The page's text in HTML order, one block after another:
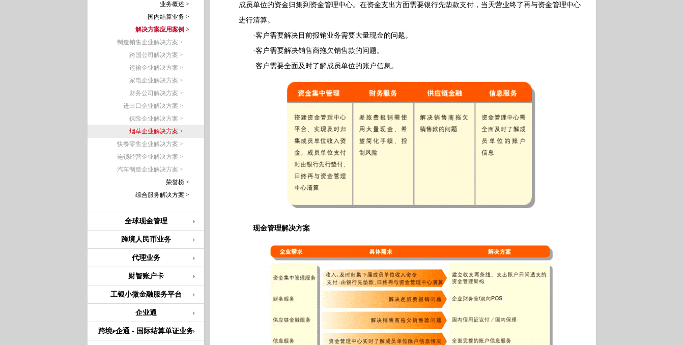
业务概述 >
国内结算业务 >
解决方案应用案例 >
制造销售企业解决方案 >
跨国公司解决方案 >
运输企业解决方案 >
家电企业解决方案 >
财务公司解决方案 >
进出口企业解决方案 >
保险企业解决方案 >
烟草企业解决方案 >
快餐零售企业解决方案 >
连锁经营企业解决方案 >
汽车制造企业解决方案 >
荣誉榜 >
综合服务解决方案 >
全球现金管理
跨境人民币业务
代理业务
财智账户卡
工银小微金融服务平台
企业通
跨境e企通 - 国际结算单证业务
成员单位的资金归集到资金管理中心。在资金支出方面需要银行先垫款支付，当天营业终了再与资金管理中心
进行清算。
·客户需要解决目前报销业务需要大量现金的问题。
·客户需要解决销售商拖欠销售款的问题。
·客户需要全面及时了解成员单位的账户信息。
现金管理解决方案